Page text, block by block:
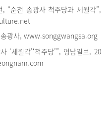
, “순천 송광사 척주당과 세월각”,
송광사, www.songgwangsa.org
‘세월각’‘척주당’”, 영남일보, 20